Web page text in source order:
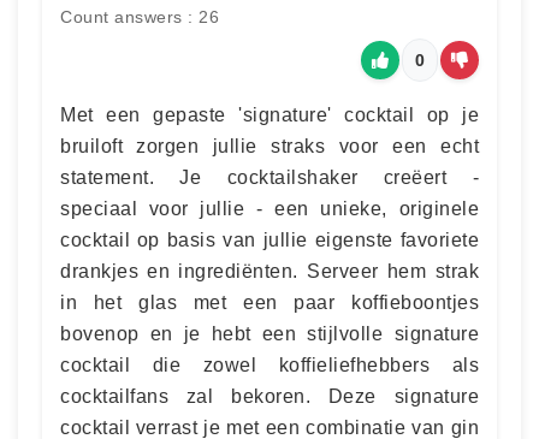
Count answers : 26
0
Met een gepaste 'signature' cocktail op je
bruiloft zorgen jullie straks voor een echt
statement. Je cocktailshaker creëert -
speciaal voor jullie - een unieke, originele
cocktail op basis van jullie eigenste favoriete
drankjes en ingrediënten. Serveer hem strak
in het glas met een paar koffieboontjes
bovenop en je hebt een stijlvolle signature
cocktail die zowel koffieliefhebbers als
cocktailfans zal bekoren. Deze signature
cocktail verrast je met een combinatie van gin